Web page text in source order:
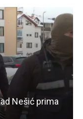
Nešić prima